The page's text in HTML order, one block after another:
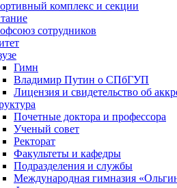
комплекс и секции
сотрудников
Гимн
Владимир Путин о СПбГУП
Лицензия и свидетельство об
Почетные доктора и профессора
Ученый совет
Ректорат
Факультеты и кафедры
Подразделения и службы
Международная гимназия